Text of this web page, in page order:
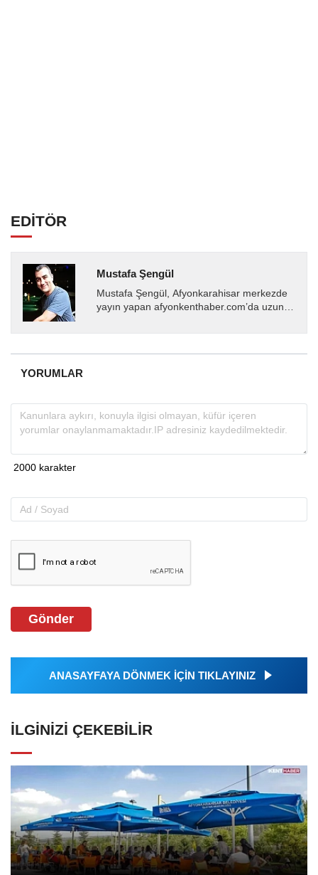
EDİTÖR
Mustafa Şengül
Mustafa Şengül, Afyonkarahisar merkezde
yayın yapan afyonkenthaber.com’da uzun
almakta, haber akışı...
YORUMLAR
Gönder
ANASAYFAYA DÖNMEK İÇİN TIKLAYINIZ
İLGINIZI ÇEKEBILIR